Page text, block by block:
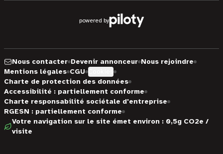
powered by
Nous contacter Devenir annonceur Nous rejoindre
Mentions légales CGU
Charte de protection des données
Accessibilité : partiellement conforme
Charte responsabilité sociétale d'entreprise
RGESN : partiellement conforme
Votre navigation sur le site émet environ : 0,5g CO2e /
visite